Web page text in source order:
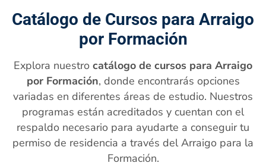
Catálogo de Cursos para Arraigo
por Formación
Explora nuestro catálogo de cursos para Arraigo
por Formación, donde encontrarás opciones
variadas en diferentes áreas de estudio. Nuestros
programas están acreditados y cuentan con el
respaldo necesario para ayudarte a conseguir tu
permiso de residencia a través del Arraigo para la
Formación.